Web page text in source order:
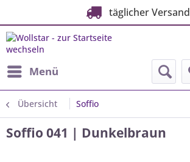
täglicher Versand
Menü
Übersicht Soffio
Soffio 041 | Dunkelbraun